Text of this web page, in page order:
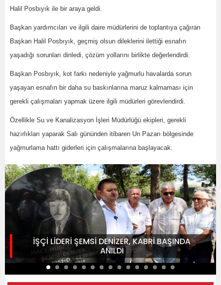
Halil Posbıyık ile bir araya geldi.
Başkan yardımcıları ve ilgili daire müdürlerini de toplantıya çağıran
Başkan Halil Posbıyık, geçmiş olsun dileklerini ilettiği esnafın
yaşadığı sorunları dinledi, çözüm yollarını birlikte değerlendirdi.
Başkan Posbıyık, kot farkı nedeniyle yağmurlu havalarda sorun
yaşayan esnafın bir daha su baskınlarına maruz kalmaması için
gerekli çalışmaları yapmak üzere ilgili müdürleri görevlendirdi.
Özellikle Su ve Kanalizasyon İşleri Müdürlüğü ekipleri, gerekli
hazırlıkları yaparak Salı gününden itibaren Un Pazarı bölgesinde
yağmurlama hattı giderleri için çalışmalarına başlayacak.
İŞÇİ LİDERİ ŞEMSİ DENİZER, KABRİ BAŞINDA
ANILDI